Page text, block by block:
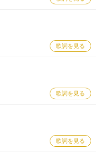
歌詞を見る
歌詞を見る
歌詞を見る